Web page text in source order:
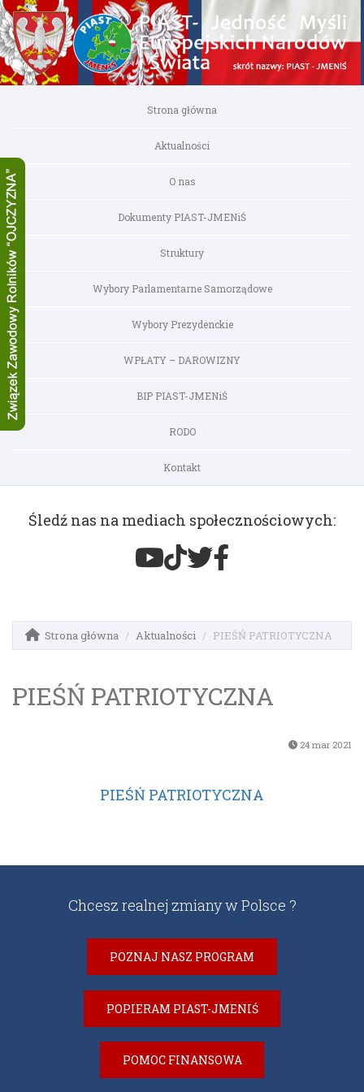
Strona główna
Aktualności
O nas
Dokumenty PIAST-JMENiŚ
Struktury
Wybory Parlamentarne Samorządowe
Wybory Prezydenckie
WPŁATY – DAROWIZNY
BIP PIAST-JMENiŚ
RODO
Kontakt
Śledź nas na mediach społecznościowych:
Strona główna Aktualności PIEŚŃ PATRIOTYCZNA
PIEŚŃ PATRIOTYCZNA
24 mar 2021
PIEŚŃ PATRIOTYCZNA
Chcesz realnej zmiany w Polsce ?
POZNAJ NASZ PROGRAM
POPIERAM PIAST-JMENIŚ
POMOC FINANSOWA